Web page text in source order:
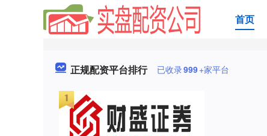
首页
正规配资平台排行 已收录999+家平台